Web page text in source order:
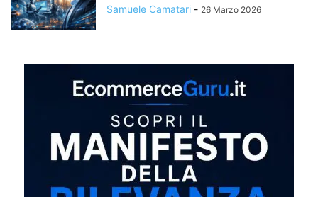
Samuele Camatari - 26 Marzo 2026